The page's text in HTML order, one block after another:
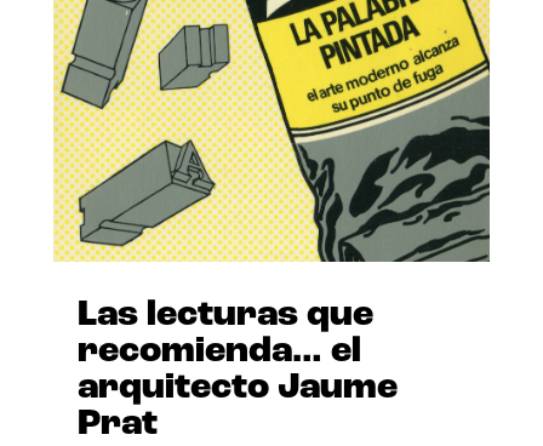
Las lecturas que
recomienda… el
arquitecto Jaume
Prat